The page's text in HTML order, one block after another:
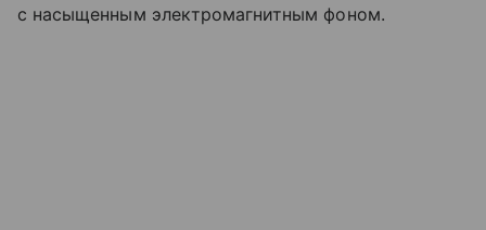
с насыщенным электромагнитным фоном.